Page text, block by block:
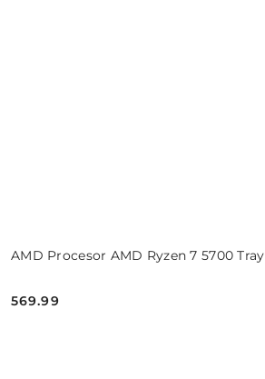
AMD Procesor AMD Ryzen 7 5700 Tray
Cena:
569.99